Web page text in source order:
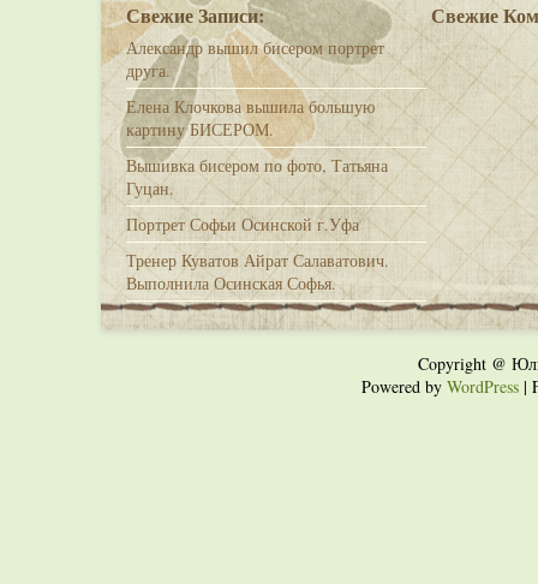
Свежие Записи:
Александр вышил бисером портрет
друга.
Елена Клочкова вышила большую
картину БИСЕРОМ.
Вышивка бисером по фото, Татьяна
Гуцан.
Портрет Софьи Осинской г.Уфа
Тренер Куватов Айрат Салаватович.
Выполнила Осинская Софья.
Свежие
Copyright @
Powered by WordPress |